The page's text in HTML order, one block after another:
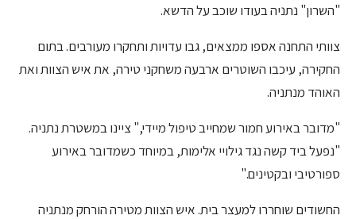
"השרון" נתניה בעודו שוכב על הדשא.
צוותי התחנה אספו ממצאים, גבו עדויות ותחקרו מעורבים. בתום
החקירה, עיכבו השוטרים ארבעה משחקני טירה, את איש הצוות ואת
האוהד מנתניה.
"מדובר באירוע חמור שמחייב טיפול מיידי," ציינו במשטרת נתניה.
"נפעל ביד קשה נגד גילויי אלימות, במיוחד כשמדובר באירוע
ספורטיבי ובקטינים."
החשודים שוחררו למעצר בית. איש הצוות מטירה הורחק מנתניה